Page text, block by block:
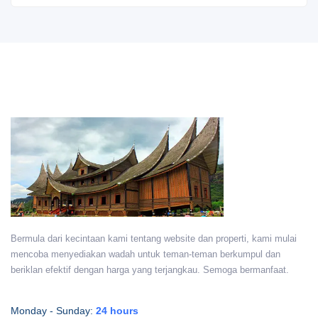
Bermula dari kecintaan kami tentang website dan properti, kami mulai
mencoba menyediakan wadah untuk teman-teman berkumpul dan
beriklan efektif dengan harga yang terjangkau. Semoga bermanfaat.
Monday - Sunday: 24 hours